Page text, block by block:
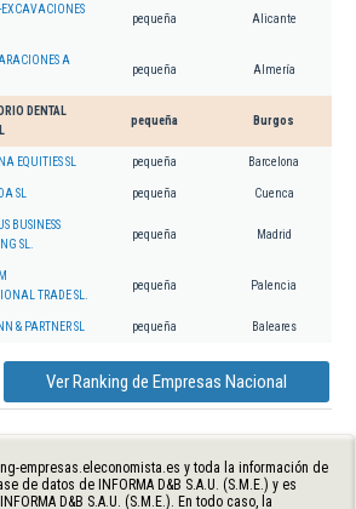
EXCAVACIONES
pequeña Alicante
A
pequeña Almería
DENTAL
pequeña Burgos
EQUITIES SL pequeña Barcelona
SL pequeña Cuenca
BUSINESS
SL.
pequeña Madrid
TRADE SL.
pequeña Palencia
& PARTNER SL pequeña Baleares
Ver Ranking de Empresas Nacional
empresas.eleconomista.es y toda la información de
de datos de INFORMA D&B S.A.U. (S.M.E.) y es
D&B S.A.U. (S.M.E.). En todo caso, la